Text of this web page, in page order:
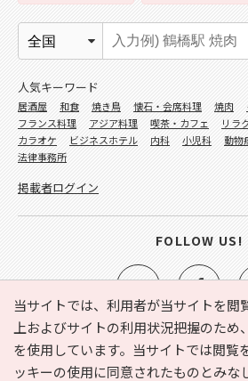
当サイトでは、利用者が当サイトを閲
上およびサイトの利用状況把握のため
を使用しています。当サイトでは閲覧
ッキーの使用に同意されたものとみな
e-NAVITA（イーナビタ）とは？ お気
人気キーワード
居酒屋 和食 焼き鳥 懐石・会席料理 焼肉
フランス料理
アジア料理 喫茶・カフェ リラ
カラオケ
ビジネスホテル 内科 小児科 動物
法律事務所
掲載者ログイン
FOLLOW US!